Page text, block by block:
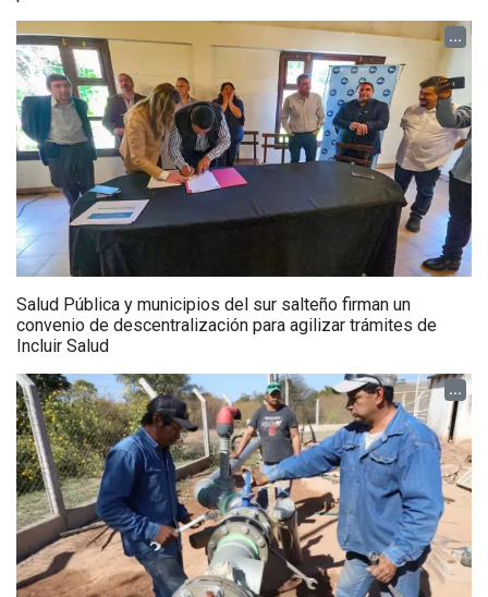
...
Salud Pública y municipios del sur salteño firman un
convenio de descentralización para agilizar trámites de
Incluir Salud
...